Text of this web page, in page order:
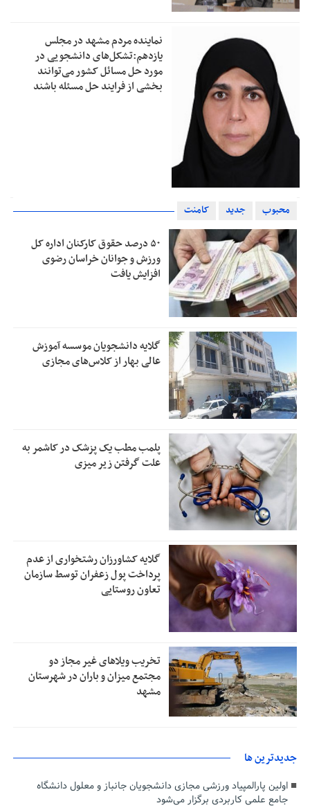
نماینده مردم مشهد در مجلس
یازدهم:تشکل‌های دانشجویی در
مورد حل مسائل کشور می‌توانند
بخشی از فرایند حل مسئله باشند
محبوب جدید کامنت
۵۰ درصد حقوق کارکنان اداره کل
ورزش و جوانان خراسان رضوی
افزایش یافت
گلایه دانشجویان موسسه آموزش
عالی بهار از کلاس‌های مجازی
پلمب مطب یک پزشک در کاشمر به
علت گرفتن زیر میزی
گلایه کشاورزان رشتخواری از عدم
پرداخت پول زعفران توسط سازمان
تعاون روستایی
تخریب ویلاهای غیر مجاز دو
مجتمع میزان و باران در شهرستان
مشهد
جديدترين ها
اولین پارالمپیاد ورزشی مجازی دانشجویان جانباز و معلول دانشگاه
جامع علمی کاربردی برگزار می‌شود